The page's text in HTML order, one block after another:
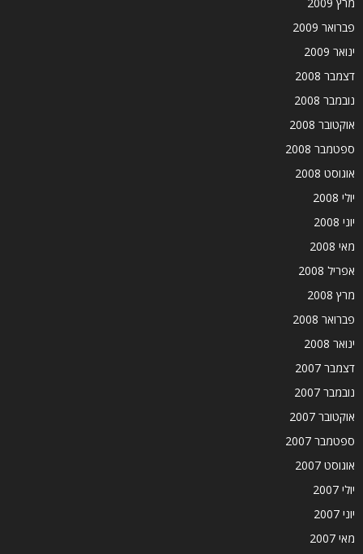
מרץ 2009
פברואר 2009
ינואר 2009
דצמבר 2008
נובמבר 2008
אוקטובר 2008
ספטמבר 2008
אוגוסט 2008
יולי 2008
יוני 2008
מאי 2008
אפריל 2008
מרץ 2008
פברואר 2008
ינואר 2008
דצמבר 2007
נובמבר 2007
אוקטובר 2007
ספטמבר 2007
אוגוסט 2007
יולי 2007
יוני 2007
מאי 2007